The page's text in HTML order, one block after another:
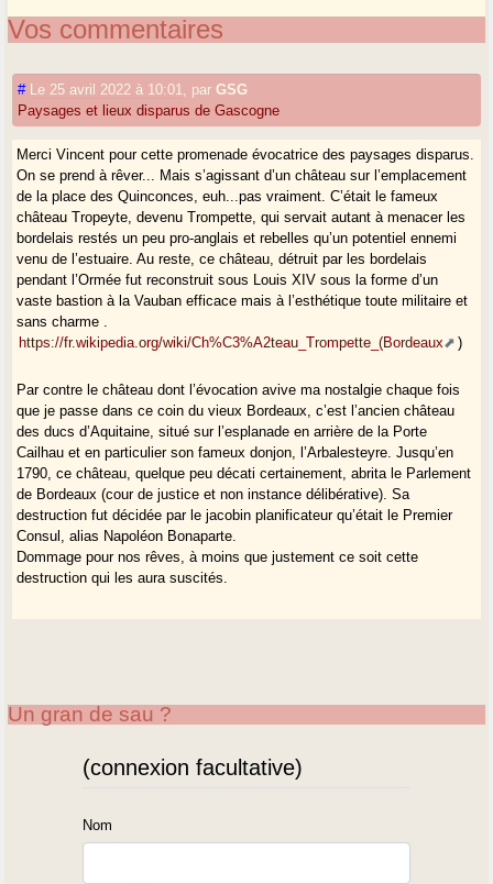
Vos commentaires
# Le 25 avril 2022 à 10:01 parGSG
Paysages et lieux disparus de Gascogne
Merci Vincent pour cette promenade évocatrice des paysages disparus.
On se prend à rêver... Mais s’agissant d’un château sur l’emplacement
de la place des Quinconces, euh...pas vraiment. C’était le fameux
château Tropeyte, devenu Trompette, qui servait autant à menacer les
bordelais restés un peu pro-anglais et rebelles qu’un potentiel ennemi
venu de l’estuaire. Au reste, ce château, détruit par les bordelais
pendant l’Ormée fut reconstruit sous Louis XIV sous la forme d’un
vaste bastion à la Vauban efficace mais à l’esthétique toute militaire et
sans charme .
https://fr.wikipedia.org/wiki/Ch%C3%A2teau_Trompette_(Bordeaux
)
Par contre le château dont l’évocation avive ma nostalgie chaque fois
que je passe dans ce coin du vieux Bordeaux, c’est l’ancien château
des ducs d’Aquitaine, situé sur l’esplanade en arrière de la Porte
Cailhau et en particulier son fameux donjon, l’Arbalesteyre. Jusqu’en
1790, ce château, quelque peu décati certainement, abrita le Parlement
de Bordeaux (cour de justice et non instance délibérative). Sa
destruction fut décidée par le jacobin planificateur qu’était le Premier
Consul, alias Napoléon Bonaparte.
Dommage pour nos rêves, à moins que justement ce soit cette
destruction qui les aura suscités.
Un gran de sau ?
(connexion facultative)
Nom